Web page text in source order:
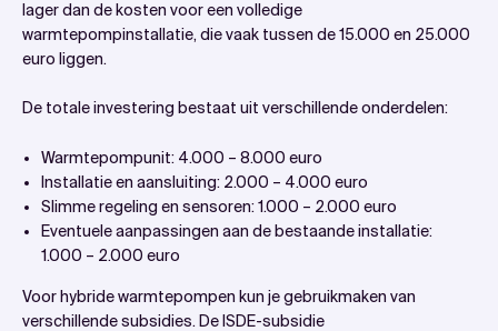
lager dan de kosten voor een volledige
warmtepompinstallatie, die vaak tussen de 15.000 en 25.000
euro liggen.
De totale investering bestaat uit verschillende onderdelen:
Warmtepompunit: 4.000 – 8.000 euro
Installatie en aansluiting: 2.000 – 4.000 euro
Slimme regeling en sensoren: 1.000 – 2.000 euro
Eventuele aanpassingen aan de bestaande installatie:
1.000 – 2.000 euro
Voor hybride warmtepompen kun je gebruikmaken van
verschillende subsidies. De ISDE-subsidie